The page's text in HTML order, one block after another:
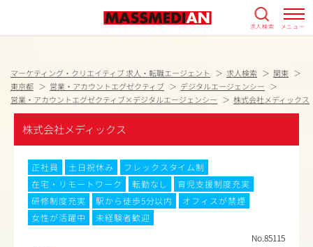
求人検索 メニュー
マーケティング・クリエイティブ 求人・転職エージェント 求人検索
関東
東京都
営業・アカウントエグゼクティブ
デジタルエージェンシー
営業・アカウントエグゼクティブ×デジタルエージェンシー
株式会社メディックス
株式会社メディックス
正社員 土日祝休み
フレックスタイム制
在宅・リモートワーク
転勤なし
育児支援制度充実
研修制度充実
駅から徒歩5分以内
オフィスが禁煙
女性が活躍中
未経験者歓迎
No.85115